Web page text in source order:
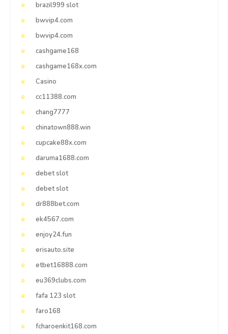
brazil999 slot
bwvip4.com
bwvip4.com
cashgame168
cashgame168x.com
Casino
cc11388.com
chang7777
chinatown888.win
cupcake88x.com
daruma1688.com
debet slot
debet slot
dr888bet.com
ek4567.com
enjoy24.fun
erisauto.site
etbet16888.com
eu369clubs.com
fafa 123 slot
faro168
fcharoenkit168.com